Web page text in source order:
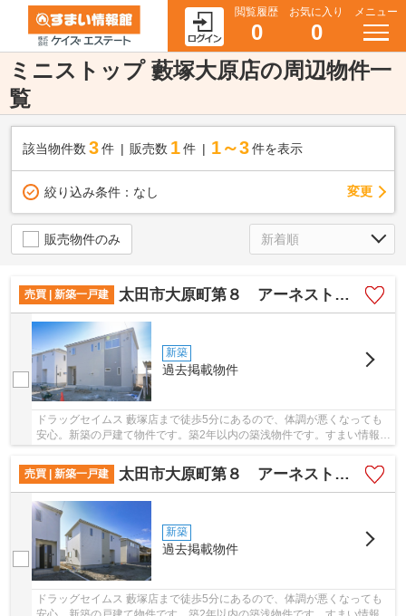
閲覧履歴
0
お気に入り
0
メニュー
ミニストップ 藪塚大原店の周辺物件一
覧
該当物件数 3件 販売数 1 件 1～3 件を表示
絞り込み条件： なし 変更
販売物件のみ
売買 | 新築一戸建 太田市大原町第８ アーネストワン １号棟
新築
過去掲載物件
ドラッグセイムス 藪塚店まで徒歩5分にあるので、体調が悪くなっても
安心。新築の戸建て物件です。築2年以内の築浅物件です。すまい情報
売買 | 新築一戸建
太田市大原町第８ アーネストワン 2号棟
新築
過去掲載物件
ドラッグセイムス 藪塚店まで徒歩5分にあるので、体調が悪くなっても